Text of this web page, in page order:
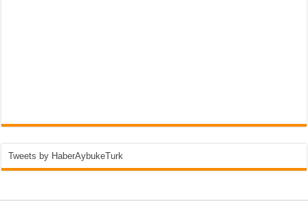
Tweets by HaberAybukeTurk